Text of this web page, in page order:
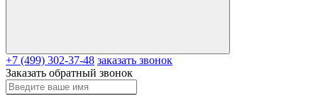
+7 (499) 302-37-48 заказать звонок
Заказать обратный звонок